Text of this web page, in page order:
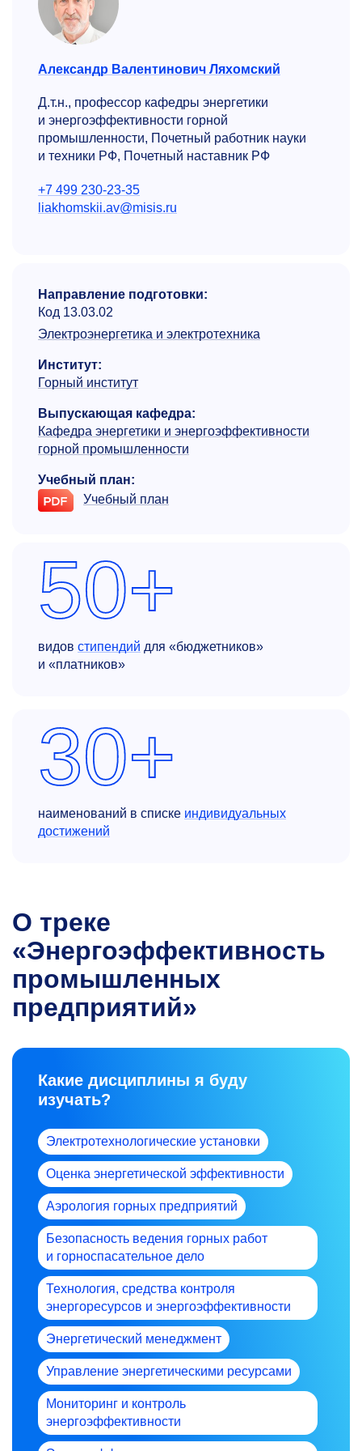
Александр Валентинович Ляхомский
Д.т.н., профессор кафедры энергетики
и энергоэффективности горной
промышленности, Почетный работник науки
и техники РФ, Почетный наставник РФ
+7 499 230-23-35
liakhomskii.av@misis.ru
Направление подготовки:
Код 13.03.02
Электроэнергетика и электротехника
Институт:
Горный институт
Выпускающая кафедра:
Кафедра энергетики и энергоэффек­тивности
горной промышленности
Учебный план:
Учебный план
50+
видов стипендий для «бюджетников»
и «платников»
30+
наименований в списке индивидуальных
достижений
О треке
«Энергоэффективность
промышленных
предприятий»
Какие дисциплины я буду
изучать?
Электротехнологические установки
Оценка энергетической эффективности
Аэрология горных предприятий
Безопасность ведения горных работ
и горноспасательное дело
Технология, средства контроля
энергоресурсов и энергоэффективности
Энергетический менеджмент
Управление энергетическими ресурсами
Мониторинг и контроль
энергоэффективности